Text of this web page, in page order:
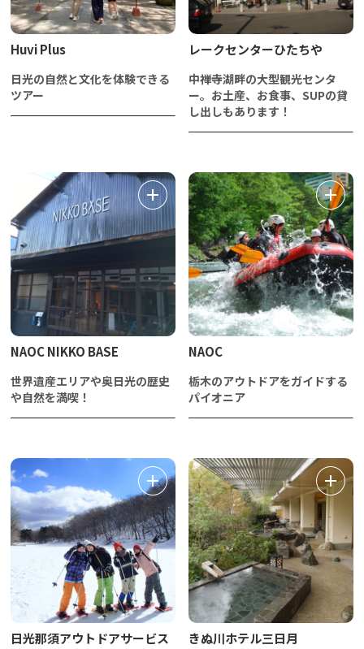
Huvi Plus
日光の自然と文化を体験できる
ツアー
レークセンターひたちや
中禅寺湖畔の大型観光センタ
ー。お土産、お食事、SUPの貸
し出しもあります！
NAOC NIKKO BASE
世界遺産エリアや奥日光の歴史
や自然を満喫！
NAOC
栃木のアウトドアをガイドする
パイオニア
日光那須アウトドアサービス きぬ川ホテル三日月